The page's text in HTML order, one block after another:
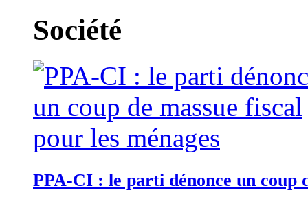
Société
PPA-CI : le parti dénonce un coup